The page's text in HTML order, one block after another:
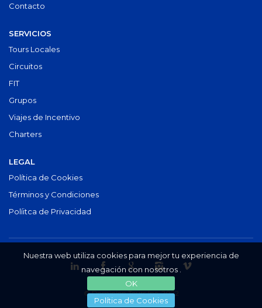
Nuestra web utiliza cookies para mejor tu experiencia de
navegación con nosotros .
OK
Política de Cookies
Contacto
SERVICIOS
Tours Locales
Circuitos
FIT
Grupos
Viajes de Incentivo
Charters
LEGAL
Política de Cookies
Términos y Condiciones
Políitca de Privacidad
© Dominion Tours Inc. 2022